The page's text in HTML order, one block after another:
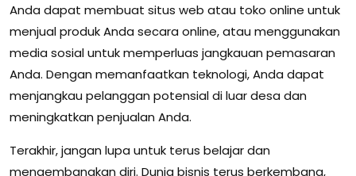
Anda dapat membuat situs web atau toko online untuk
menjual produk Anda secara online, atau menggunakan
media sosial untuk memperluas jangkauan pemasaran
Anda. Dengan memanfaatkan teknologi, Anda dapat
menjangkau pelanggan potensial di luar desa dan
meningkatkan penjualan Anda.
Terakhir, jangan lupa untuk terus belajar dan
mengembangkan diri. Dunia bisnis terus berkembang,